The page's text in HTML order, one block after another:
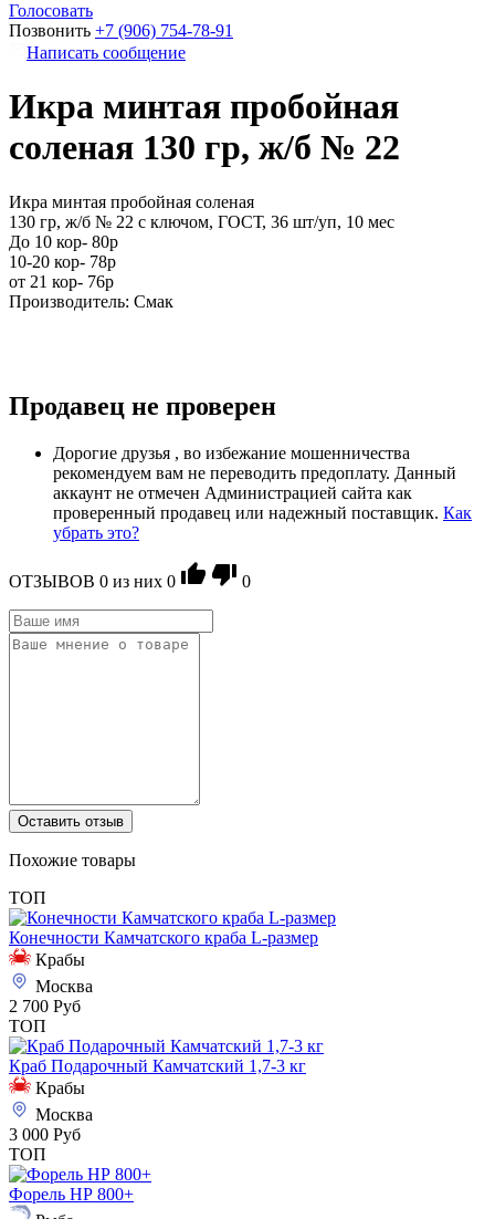
Голосовать
Позвонить +7 (906) 754-78-91
Написать сообщение
Икра минтая пробойная
соленая 130 гр, ж/б № 22
Икра минтая пробойная соленая
130 гр, ж/б № 22 с ключом, ГОСТ, 36 шт/уп, 10 мес
До 10 кор- 80р
10-20 кор- 78р
от 21 кор- 76р
Производитель: Смак
Продавец не проверен
Дорогие друзья , во избежание мошенничества
рекомендуем вам не переводить предоплату. Данный
аккаунт не отмечен Администрацией сайта как
проверенный продавец или надежный поставщик. Как
убрать это?
ОТЗЫВОВ 0 из ниx 0 0
Оставить отзыв
Похожие товары
ТОП
Конечности Камчатского краба L-размер
Крабы
Москва
2 700 Руб
ТОП
Краб Подарочный Камчатский 1,7-3 кг
Крабы
Москва
3 000 Руб
ТОП
Форель НР 800+